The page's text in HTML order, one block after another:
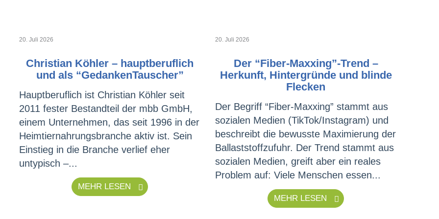
20. Juli 2026
Christian Köhler – hauptberuflich
und als “GedankenTauscher”
Hauptberuflich ist Christian Köhler seit
2011 fester Bestandteil der mbb GmbH,
einem Unternehmen, das seit 1996 in der
Heimtiernahrungsbranche aktiv ist. Sein
Einstieg in die Branche verlief eher
untypisch –...
MEHR LESEN
20. Juli 2026
Der “Fiber-Maxxing”-Trend –
Herkunft, Hintergründe und blinde
Flecken
Der Begriff “Fiber-Maxxing” stammt aus
sozialen Medien (TikTok/Instagram) und
beschreibt die bewusste Maximierung der
Ballaststoffzufuhr. Der Trend stammt aus
sozialen Medien, greift aber ein reales
Problem auf: Viele Menschen essen...
MEHR LESEN